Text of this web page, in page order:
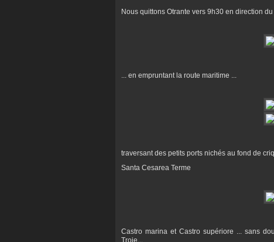
Nous quittons Otrante vers 9h30 en direction
... en empruntant la route maritime ...
traversant des petits ports nichés au fond de
Santa Cesarea Terme
Castro marina et Castro supériore ... sans
Troie...